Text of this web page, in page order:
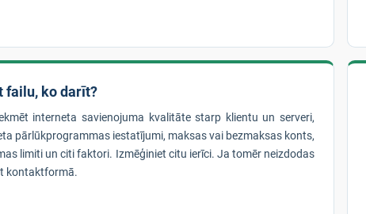
failu, ko darīt?
interneta savienojuma kvalitāte starp klientu un serveri,
pārlūkprogrammas iestatījumi, maksas vai bezmaksas konts,
limiti un citi faktori. Izmēģiniet citu ierīci. Ja tomēr neizdodas
kontaktformā.